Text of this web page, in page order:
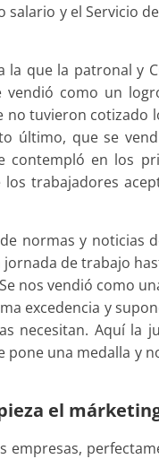
y el Servicio
la que la patronal y
vendió como un
no tuvieron
último, que se
contempló en los
trabajadores
normas y noticias
de trabajo
nos vendió como
excedencia y
necesitan. Aquí la
pone una medalla y
el
empresas,